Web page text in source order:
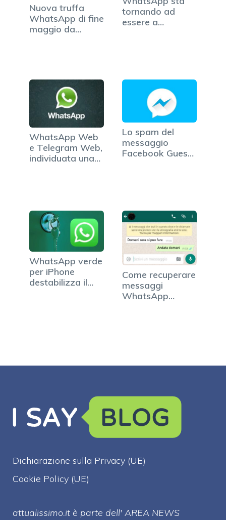
Nuova truffa
WhatsApp di fine
maggio da
tornando ad
essere a
WhatsApp Web
e Telegram Web,
individuata una
Lo spam del
messaggio
Facebook Guest:
WhatsApp verde
per iPhone
destabilizza il
Come recuperare
messaggi
WhatsApp
Dichiarazione sulla Privacy (UE)
Cookie Policy (UE)
attualissimo.it è parte dell' AREA NEWS